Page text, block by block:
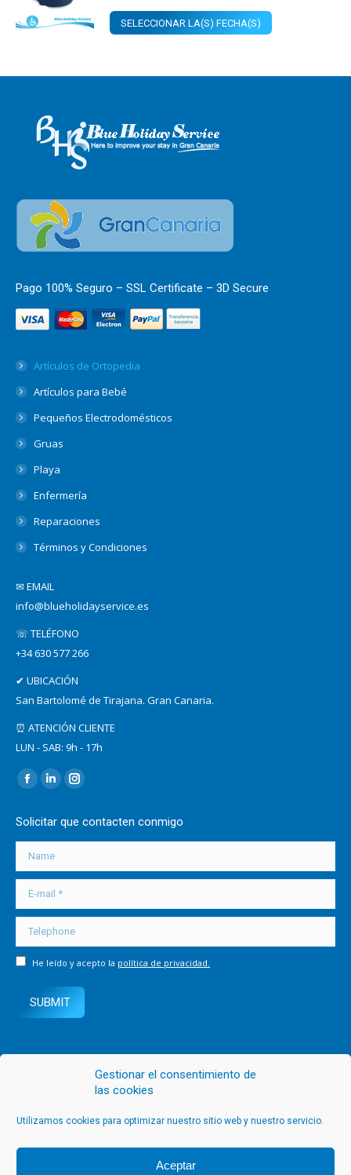
Gestionar el consentimiento de
las cookies
Utilizamos cookies para optimizar nuestro sitio web y nuestro servicio.
Aceptar
SELECCIONAR LA(S) FECHA(S)
Pago 100% Seguro – SSL Certificate – 3D Secure
Artículos de Ortopedia
Artículos para Bebé
Pequeños Electrodomésticos
Gruas
Playa
Enfermería
Reparaciones
Términos y Condiciones
✉ EMAIL
info@blueholidayservice.es
☏ TELÉFONO
+34 630 577 266
✔ UBICACIÓN
San Bartolomé de Tirajana. Gran Canaria.
⏰ ATENCIÓN CLIENTE
LUN - SAB: 9h - 17h
Find us on:
Facebook
opens
new
window
Linkedin
opens
new
window
Instagram
opens
new
Solicitar que contacten conmigo
Name
E-mail *
Telephone
He leído y acepto la política de privacidad.
SUBMIT
Blue Holiday Service. ©Todos los derechos reservados.